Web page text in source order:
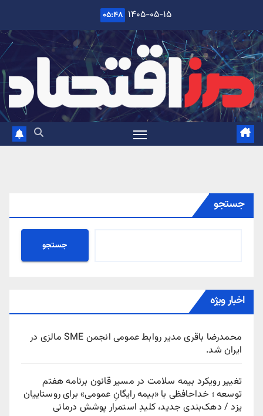
content
۱۴۰۵-۰۵-۱۵ ۰۵:۴۸
جستجو
جستجو
اخبار ویژه
محمدرضا باقری مدیر روابط عمومی انجمن SME مالزی در
ایران شد.
تغییر رویکرد بیمه سلامت در مسیر قانون برنامه هفتم
توسعه ؛ خداحافظی با «بیمه رایگانِ عمومی» برای روستاییان
یزد / دهک‌بندی جدید، کلیدِ استمرار پوشش درمانی